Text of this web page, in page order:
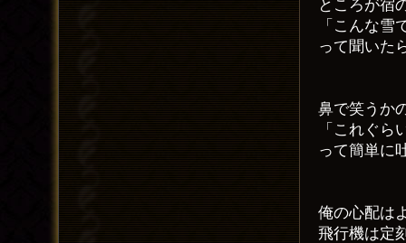
ところが宿
「こんな
って聞いた
鼻で笑うか
「これぐ
って簡単に
俺の心配は
飛行機は定